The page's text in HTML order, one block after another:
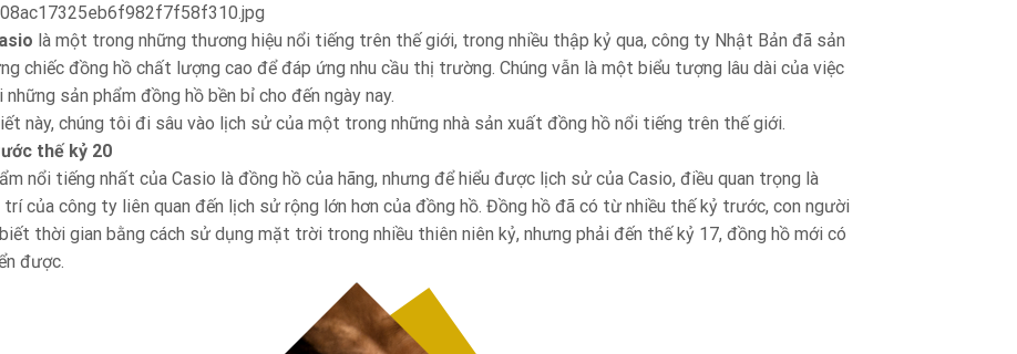
là một trong những thương hiệu nổi tiếng trên thế giới, trong nhiều thập kỷ qua, công ty Nhật Bản đã sản
chiếc đồng hồ chất lượng cao để đáp ứng nhu cầu thị trường. Chúng vẫn là một biểu tượng lâu dài của việc
sản phẩm đồng hồ bền bỉ cho đến ngày nay.
này, chúng tôi đi sâu vào lịch sử của một trong những nhà sản xuất đồng hồ nổi tiếng trên thế giới.
thế kỷ 20
nổi tiếng nhất của Casio là đồng hồ của hãng, nhưng để hiểu được lịch sử của Casio, điều quan trọng là
của công ty liên quan đến lịch sử rộng lớn hơn của đồng hồ. Đồng hồ đã có từ nhiều thế kỷ trước, con người
thời gian bằng cách sử dụng mặt trời trong nhiều thiên niên kỷ, nhưng phải đến thế kỷ 17, đồng hồ mới có
được.